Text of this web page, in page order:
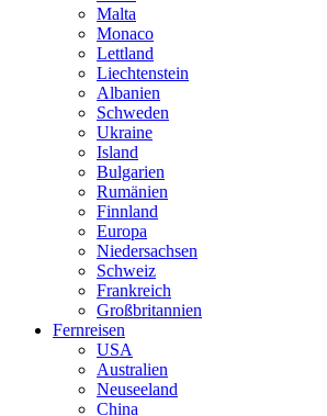
Malta
Monaco
Lettland
Liechtenstein
Albanien
Schweden
Ukraine
Island
Bulgarien
Rumänien
Finnland
Europa
Niedersachsen
Schweiz
Frankreich
Großbritannien
Fernreisen
USA
Australien
Neuseeland
China